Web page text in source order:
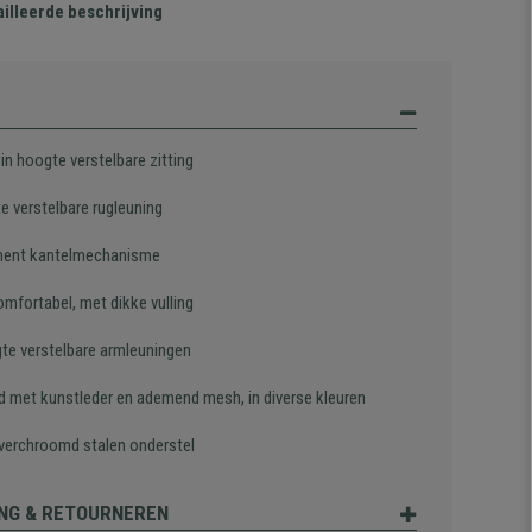
beschrijving
in hoogte verstelbare zitting
verstelbare rugleuning
kantelmechanisme
met dikke vulling
verstelbare armleuningen
met kunstleder en ademend mesh, in diverse kleuren
stalen onderstel
& RETOURNEREN